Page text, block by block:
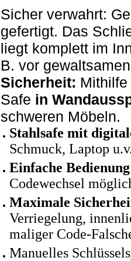
Sicher verwahrt:
gefertigt. Das
liegt komplett im
B. vor
Sicherheit:
Safe in
schweren Möbeln.
Stahlsafe mit
Schmuck, Laptop
Einfache Bedienung
Codewechsel
Maximale
Verriegelung,
maliger Code-
Manuelles